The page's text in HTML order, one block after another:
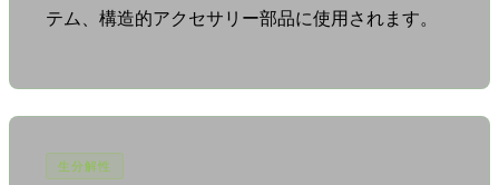
テム、構造的アクセサリー部品に使用されます。
生分解性